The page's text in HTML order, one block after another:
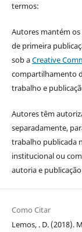
termos:
Autores mantém
de primeira
sob aCreative
compartilhamento
trabalho e
Autores têm
separadamente,
trabalho publicada
institucional ou
autoria e
Como Citar
Lemos, . D. (2018).